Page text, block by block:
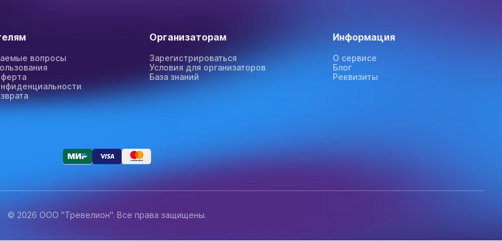
вопросы
Организаторам
Зарегистрироваться
Условия для организаторов
База знаний
Информация
О сервисе
Блог
Реквизиты
© 2026 ООО "Тревелион". Все права защищены.